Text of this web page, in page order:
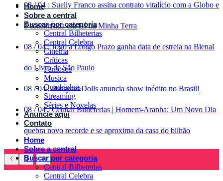
08 / 04 : Suelly Franco assina contrato vitalício com a Globo e
é confirmada em Lá na Minha Terra
08 / 04 : Jogo a Longo Prazo ganha data de estreia na Bienal
do Livro de São Paulo
08 / 04 : Pussycat Dolls anuncia show inédito no Brasil!
08 / 04 : Central Bilheterias | Homem-Aranha: Um Novo Dia
quebra novo recorde e se aproxima da casa do bilhão
Home
Sobre a central
Buscar por categoria
Central Bilheterias
Central Celebra
Cinema
Críticas
Famosos
Musica
Quadrinhos
Streaming
Séries e Novelas
Anuncie aqui
Contato
Home
Sobre a central
Buscar por categoria
Central Bilheterias
Central Celebra